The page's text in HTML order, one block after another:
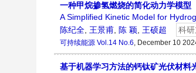
一种甲烷掺氢燃烧的简化动力学模型
A Simplified Kinetic Model for
陈纪全 王景甫 陈 颖 王硕超 科
可持续能源 Vol.14 No.6, December 10
基于机器学习方法的钙钛矿光伏材料